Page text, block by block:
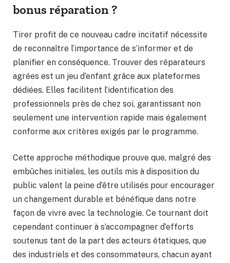
bonus réparation ?
Tirer profit de ce nouveau cadre incitatif nécessite
de reconnaître l’importance de s’informer et de
planifier en conséquence. Trouver des réparateurs
agrées est un jeu d’enfant grâce aux plateformes
dédiées. Elles facilitent l’identification des
professionnels près de chez soi, garantissant non
seulement une intervention rapide mais également
conforme aux critères exigés par le programme.
Cette approche méthodique prouve que, malgré des
embûches initiales, les outils mis à disposition du
public valent la peine d’être utilisés pour encourager
un changement durable et bénéfique dans notre
façon de vivre avec la technologie. Ce tournant doit
cependant continuer à s’accompagner d’efforts
soutenus tant de la part des acteurs étatiques, que
des industriels et des consommateurs, chacun ayant